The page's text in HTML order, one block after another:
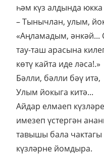
һәм күз алдында
– Тынычлан, улым,
«Аңламадым, әнкәй...
тау-таш арасына
көтү кайта иде ләса!.»
Бәлли, бәлли бәү итә,
Улым йокыга китә...
Айдар елмаеп
имезеп үстергән
тавышы бала чактагы
күзләрне йомдыра.